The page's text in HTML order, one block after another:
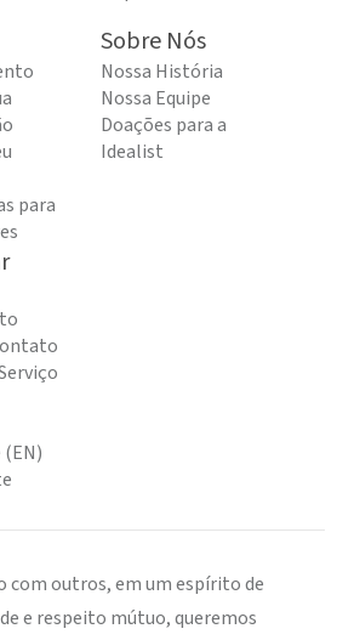
para
Sobre Nós
Nossa História
Nossa Equipe
Doações para a
Idealist
com outros, em um espírito de
e respeito mútuo, queremos